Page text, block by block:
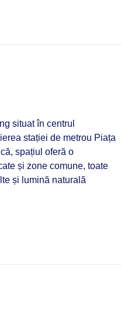
situat în centrul
stației de metrou Piața
spațiul oferă o
și zone comune, toate
și lumină naturală